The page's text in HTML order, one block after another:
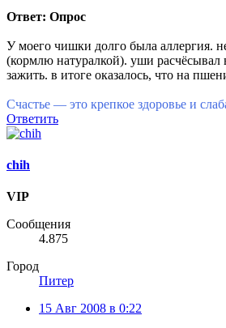
Ответ: Опрос
У моего чишки долго была аллергия.
(кормлю натуралкой). уши расчёсывал
зажить. в итоге оказалось, что на
Счастье — это крепкое здоровье и
Ответить
chih
VIP
Сообщения
4.875
Город
Питер
15 Авг 2008 в 0:22